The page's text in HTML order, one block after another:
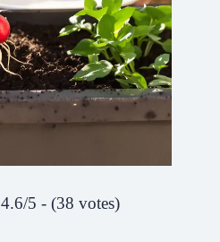
4.6/5 - (38 votes)